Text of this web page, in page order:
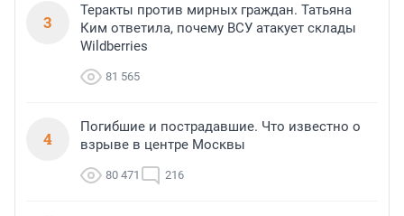
3
Теракты против мирных граждан. Татьяна
Ким ответила, почему ВСУ атакует склады
Wildberries
81 565
4
Погибшие и пострадавшие. Что известно о
взрыве в центре Москвы
80 471 216